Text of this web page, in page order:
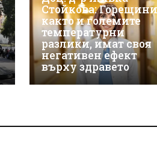
Стойкова:
както и големите
температурни
разлики, имат своя
негативен ефект
върху здравето